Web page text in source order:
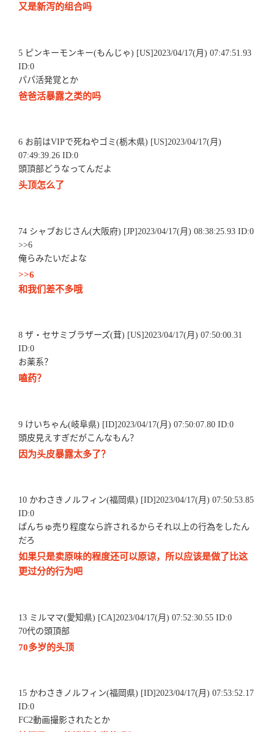
又是新泻的组合吗
5 ピンキーモンキー(もんじゃ) [US]2023/04/17(月) 07:47:51.93
ID:0
パパ活発覚とか
爸爸活暴露之类的吗
6 お前はVIPで死ねやゴミ(栃木県) [US]2023/04/17(月)
07:49:39.26 ID:0
頭頂部どうなってんだよ
头顶怎么了
74 シャブおじさん(大阪府) [JP]2023/04/17(月) 08:38:25.93 ID:0
>>6
俺らみたいだよな
>>6
和我们差不多哦
8 ザ・セサミブラザーズ(茸) [US]2023/04/17(月) 07:50:00.31
ID:0
お薬系？
嗑药？
9 けいちゃん(岐阜県) [ID]2023/04/17(月) 07:50:07.80 ID:0
頭皮見えすぎだがこんなもん？
因为头皮暴露太多了？
10 かわさきノルフィン(福岡県) [ID]2023/04/17(月) 07:50:53.85
ID:0
ぱんちゅ売り程度なら許されるからそれ以上の行為をしたん
だろ
如果只是卖原味的程度还可以原谅，所以应该是做了比这
更过分的行为吧
13 ミルママ(愛知県) [CA]2023/04/17(月) 07:52:30.55 ID:0
70代の頭頂部
70多岁的头顶
15 かわさきノルフィン(福岡県) [ID]2023/04/17(月) 07:53:52.17
ID:0
FC2動画撮影されたとか